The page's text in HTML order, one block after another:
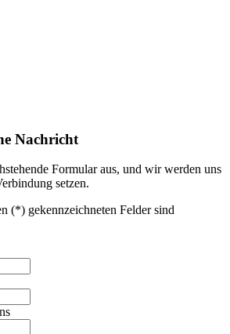
Nachricht
Formular aus, und wir werden uns
setzen.
(*) gekennzeichneten Felder sind